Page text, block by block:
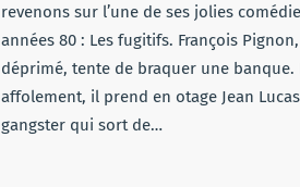
revenons sur l’une de ses jolies
années 80 : Les fugitifs. François
déprimé, tente de braquer une banque.
affolement, il prend en otage Jean
gangster qui sort de…